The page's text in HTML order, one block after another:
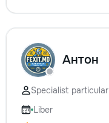
Антон
Specialist particular
Liber